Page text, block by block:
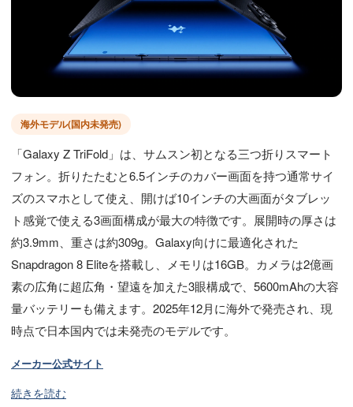
海外モデル(国内未発売)
「Galaxy Z TriFold」は、サムスン初となる三つ折りスマート
フォン。折りたたむと6.5インチのカバー画面を持つ通常サイ
ズのスマホとして使え、開けば10インチの大画面がタブレッ
ト感覚で使える3画面構成が最大の特徴です。展開時の厚さは
約3.9mm、重さは約309g。Galaxy向けに最適化された
Snapdragon 8 Eliteを搭載し、メモリは16GB。カメラは2億画
素の広角に超広角・望遠を加えた3眼構成で、5600mAhの大容
量バッテリーも備えます。2025年12月に海外で発売され、現
時点で日本国内では未発売のモデルです。
メーカー公式サイト
続きを読む